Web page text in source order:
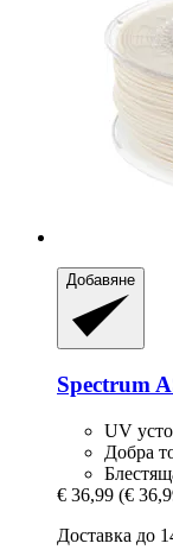
Добавяне
Spectrum
UV
Добра
€ 36,99 (€
Доставка до